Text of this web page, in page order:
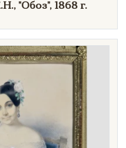
"Обоз", 1868 г.